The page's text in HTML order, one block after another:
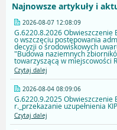
Najnowsze artykuły i
2026-08-07 12:08:09
G.6220.8.2026 Obwieszczenie
o wszczęciu postępowania
decyzji o środowiskowych
"Budowa naziemnych
towarzyszącą w miejscowości
Czytaj dalej
2026-08-04 08:09:06
G.6220.9.2025 Obwieszczenie
r._przekazanie uzupełnienia
Czytaj dalej